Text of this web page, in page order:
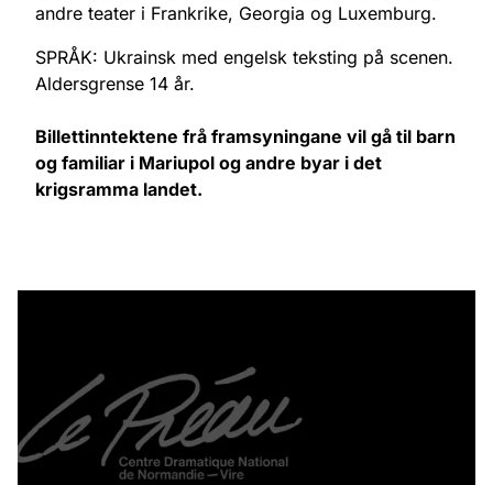
andre teater i Frankrike, Georgia og Luxemburg.
SPRÅK: Ukrainsk med engelsk teksting på scenen.
Aldersgrense 14 år.
Billettinntektene frå framsyningane vil gå til barn
og familiar i Mariupol og andre byar i det
krigsramma landet.